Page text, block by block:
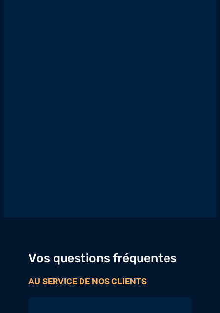
Vos questions fréquentes
AU SERVICE DE NOS CLIENTS